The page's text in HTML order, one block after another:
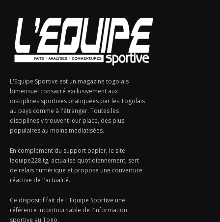
L'Equipe Sportive est un magazine togolais
bimensuel consacré exclusivement aux
disciplines sportives pratiquées par les Togolais
au pays comme à l'étranger. Toutes les
disciplines y trouvent leur place, des plus
populaires au moins médiatisées.
En complément du support papier, le site
lequipe228.tg, actualisé quotidiennement, sert
de relais numérique et propose une couverture
réactive de l'actualité.
Ce dispositif fait de L'Equipe Sportive une
référence incontournable de l'information
sportive au Togo.